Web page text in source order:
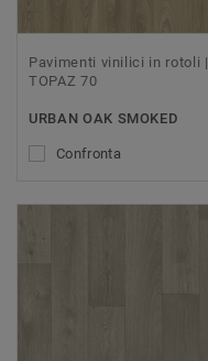
Pavimenti vinilici in rotoli |
TOPAZ 70
URBAN OAK SMOKED
Confronta